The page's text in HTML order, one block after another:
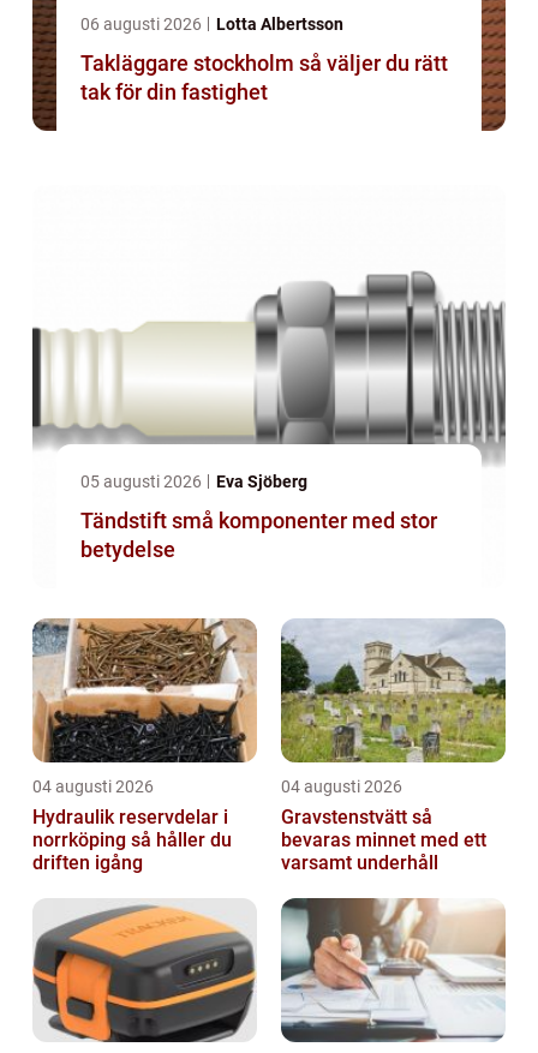
06 augusti 2026 Lotta Albertsson
Takläggare stockholm så väljer du rätt
tak för din fastighet
05 augusti 2026 Eva Sjöberg
Tändstift små komponenter med stor
betydelse
04 augusti 2026
Hydraulik reservdelar i
norrköping så håller du
driften igång
04 augusti 2026
Gravstenstvätt så
bevaras minnet med ett
varsamt underhåll